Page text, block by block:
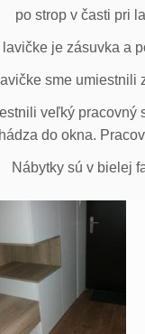
po strop v časti pri
lavičke je zásuvka a
sme umiestnili
veľký
do okna.
Nábytky sú v bielej